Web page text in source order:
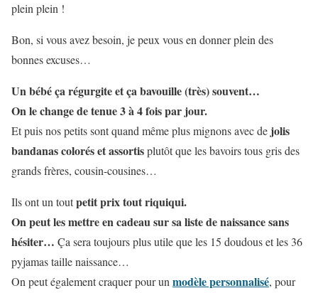
plein plein !
Bon, si vous avez besoin, je peux vous en donner plein des
bonnes excuses…
Un bébé ça régurgite et ça bavouille (très) souvent…
On le change de tenue 3 à 4 fois par jour.
Et puis nos petits sont quand même plus mignons avec de jolis
bandanas colorés et assortisplutôt que les bavoirs tous gris des
grands frères, cousin-cousines…
Ils ont un toutpetit prix tout riquiqui.
On peut les mettre en cadeau sur sa liste de naissance sans
hésiter… Ça sera toujours plus utile que les 15 doudous et les 36
pyjamas taille naissance…
On peut également craquer pour unmodèle personnalisé, pour